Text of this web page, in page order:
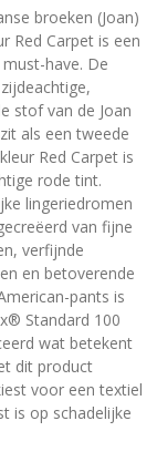
broeken (Joan)
Red Carpet is een
have. De
stof van de Joan
als een tweede
Red Carpet is
rode tint.
lingeriedromen
van fijne
verfijnde
en betoverende
pants is
Standard 100
wat betekent
dit product
voor een textiel
is op schadelijke